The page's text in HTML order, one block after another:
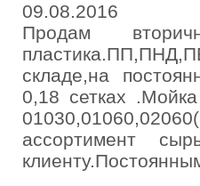
09.08.2016
Продам
складе,на
0,18 сетках
ассортимент